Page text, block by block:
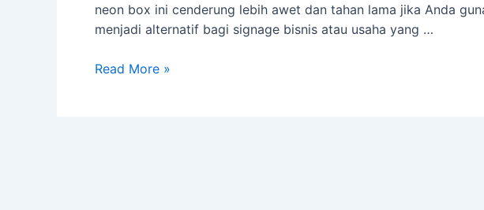
neon box ini cenderung lebih awet dan tahan lama jika Anda
menjadi alternatif bagi signage bisnis atau usaha yang …
Read More »